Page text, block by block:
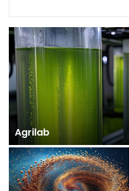
Agrilab